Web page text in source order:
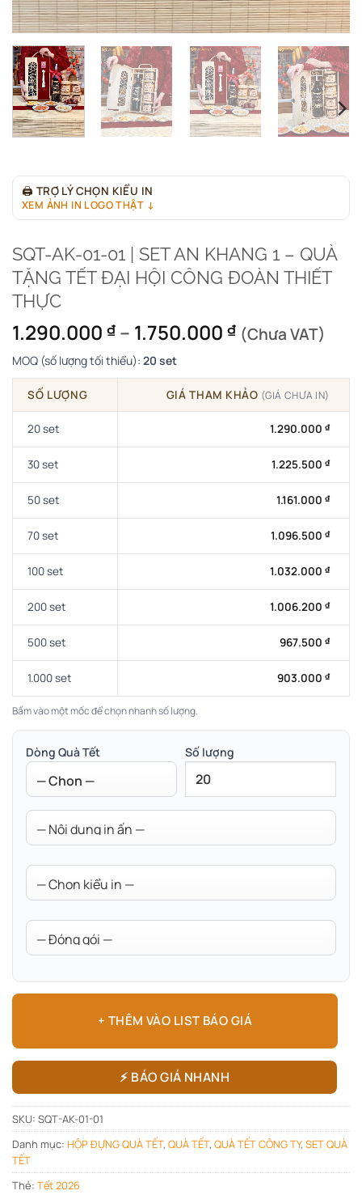
🖨 TRỢ LÝ CHỌN KIỂU IN
XEM ẢNH IN LOGO THẬT ↓
SQT-AK-01-01 | SET AN KHANG 1 – QUÀ
TẶNG TẾT ĐẠI HỘI CÔNG ĐOÀN THIẾT
THỰC
1.290.000 ₫ – 1.750.000 ₫Khoảng
giá:
1.290.000 ₫
đến
1.750.000 ₫
(Chưa VAT)
MOQ (số lượng tối thiểu): 20 set
SỐ LƯỢNG GIÁ THAM KHẢO (GIÁ CHƯA IN)
20 set 1.290.000 ₫
30 set 1.225.500 ₫
50 set 1.161.000 ₫
70 set 1.096.500 ₫
100 set 1.032.000 ₫
200 set 1.006.200 ₫
500 set 967.500 ₫
1.000 set 903.000 ₫
Bấm vào một mốc để chọn nhanh số lượng.
Dòng Quà Tết Số lượng
+ THÊM VÀO LIST BÁO GIÁ
⚡ BÁO GIÁ NHANH
SKU: SQT-AK-01-01
Danh mục: HỘP ĐỰNG QUÀ TẾT, QUÀ TẾT, QUÀ TẾT CÔNG TY, SET QUÀ
TẾT
Thẻ: Tết 2026